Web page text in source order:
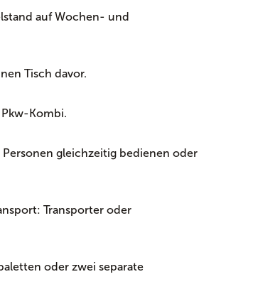
auf Wochen- und
Tisch davor.
Kombi.
gleichzeitig bedienen oder
Transporter oder
oder zwei separate